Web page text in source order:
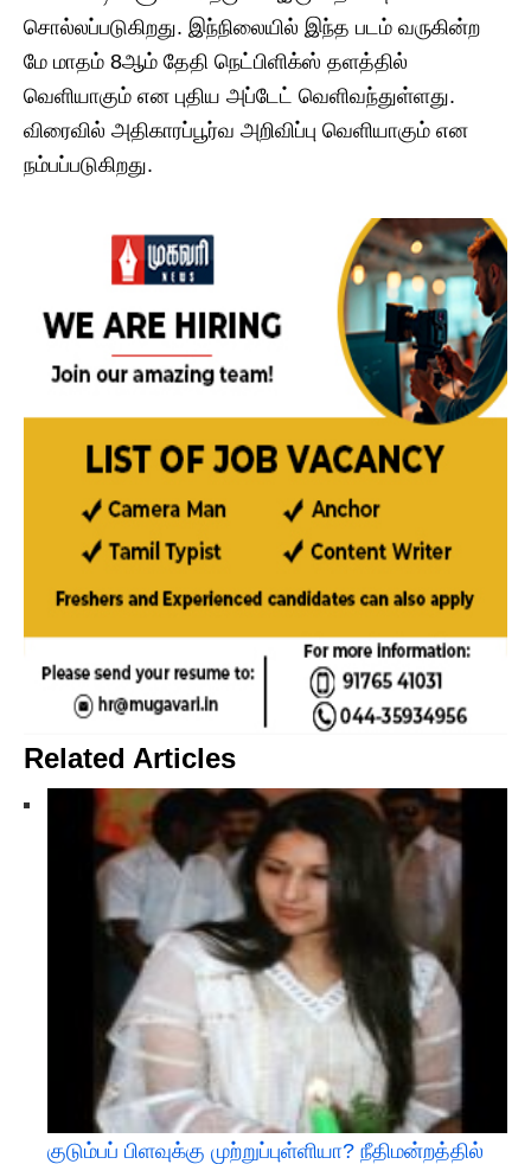
சொல்லப்படுகிறது. இந்நிலையில் இந்த படம் வருகின்ற
மே மாதம் 8ஆம் தேதி நெட்பிளிக்ஸ் தளத்தில்
வெளியாகும் என புதிய அப்டேட் வெளிவந்துள்ளது.
விரைவில் அதிகாரப்பூர்வ அறிவிப்பு வெளியாகும் என
நம்பப்படுகிறது.
Related Articles
குடும்பப் பிளவுக்கு முற்றுப்புள்ளியா? நீதிமன்றத்தில்